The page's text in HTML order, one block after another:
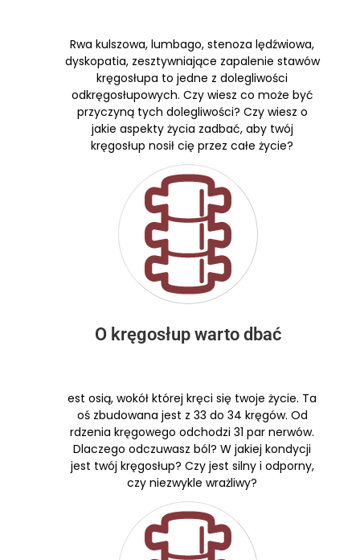
Rwa kulszowa, lumbago, stenoza lędźwiowa,
dyskopatia, zesztywniające zapalenie stawów
kręgosłupa to jedne z dolegliwości
odkręgosłupowych. Czy wiesz co może być
przyczyną tych dolegliwości? Czy wiesz o
jakie aspekty życia zadbać, aby twój
kręgosłup nosił cię przez całe życie?
O kręgosłup warto dbać
est osią, wokół której kręci się twoje życie. Ta
oś zbudowana jest z 33 do 34 kręgów. Od
rdzenia kręgowego odchodzi 31 par nerwów.
Dlaczego odczuwasz ból? W jakiej kondycji
jest twój kręgosłup? Czy jest silny i odporny,
czy niezwykle wrażliwy?